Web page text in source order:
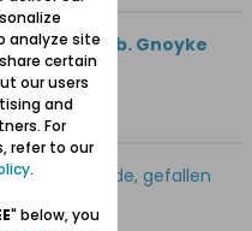
Bahr, geb. Gnoyke
gefallen
analyze site
certain
our users
and
For
refer to our
.
" below, you